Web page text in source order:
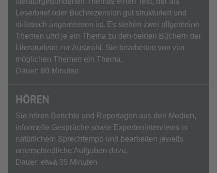
Leserbrief oder Buchrezension gut strukturiert und
stilistisch angemessen ist. Es stehen zwei allgemeine
Themen und je ein Thema zu den beiden Büchern der
Literaturliste zur Auswahl. Sie bearbeiten von vier
möglichen Themen ein Thema.
Dauer: 80 Minuten
HÖREN
Sie hören Berichte und Reportagen aus den Medien,
informelle Gespräche sowie Experteninterviews in
natürlichem Sprechtempo und bearbeiten jeweils
unterschiedliche Aufgaben dazu.
Dauer: etwa 35 Minuten